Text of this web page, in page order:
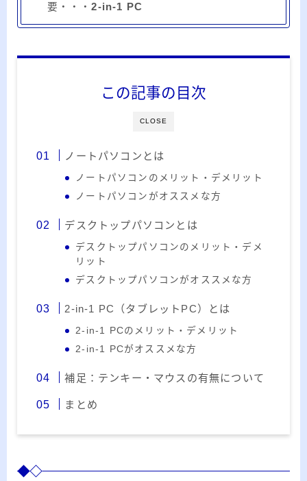
や生活関連、趣味の1つである観賞魚などの記事
を書いています。
≫詳しいプロフィールを見る
≫お問い合わせはこちら
要・・・2-in-1 PC
CLOSE
この記事の目次
ノートパソコンとは
ノートパソコンのメリット・デメリット
ノートパソコンがオススメな方
デスクトップパソコンとは
デスクトップパソコンのメリット・デメ
リット
デスクトップパソコンがオススメな方
2-in-1 PC（タブレットPC）とは
2-in-1 PCのメリット・デメリット
2-in-1 PCがオススメな方
補足：テンキー・マウスの有無について
まとめ